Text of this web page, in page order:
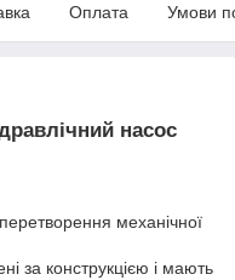
Оплата Умови
насос
механічної
за конструкцією і мають